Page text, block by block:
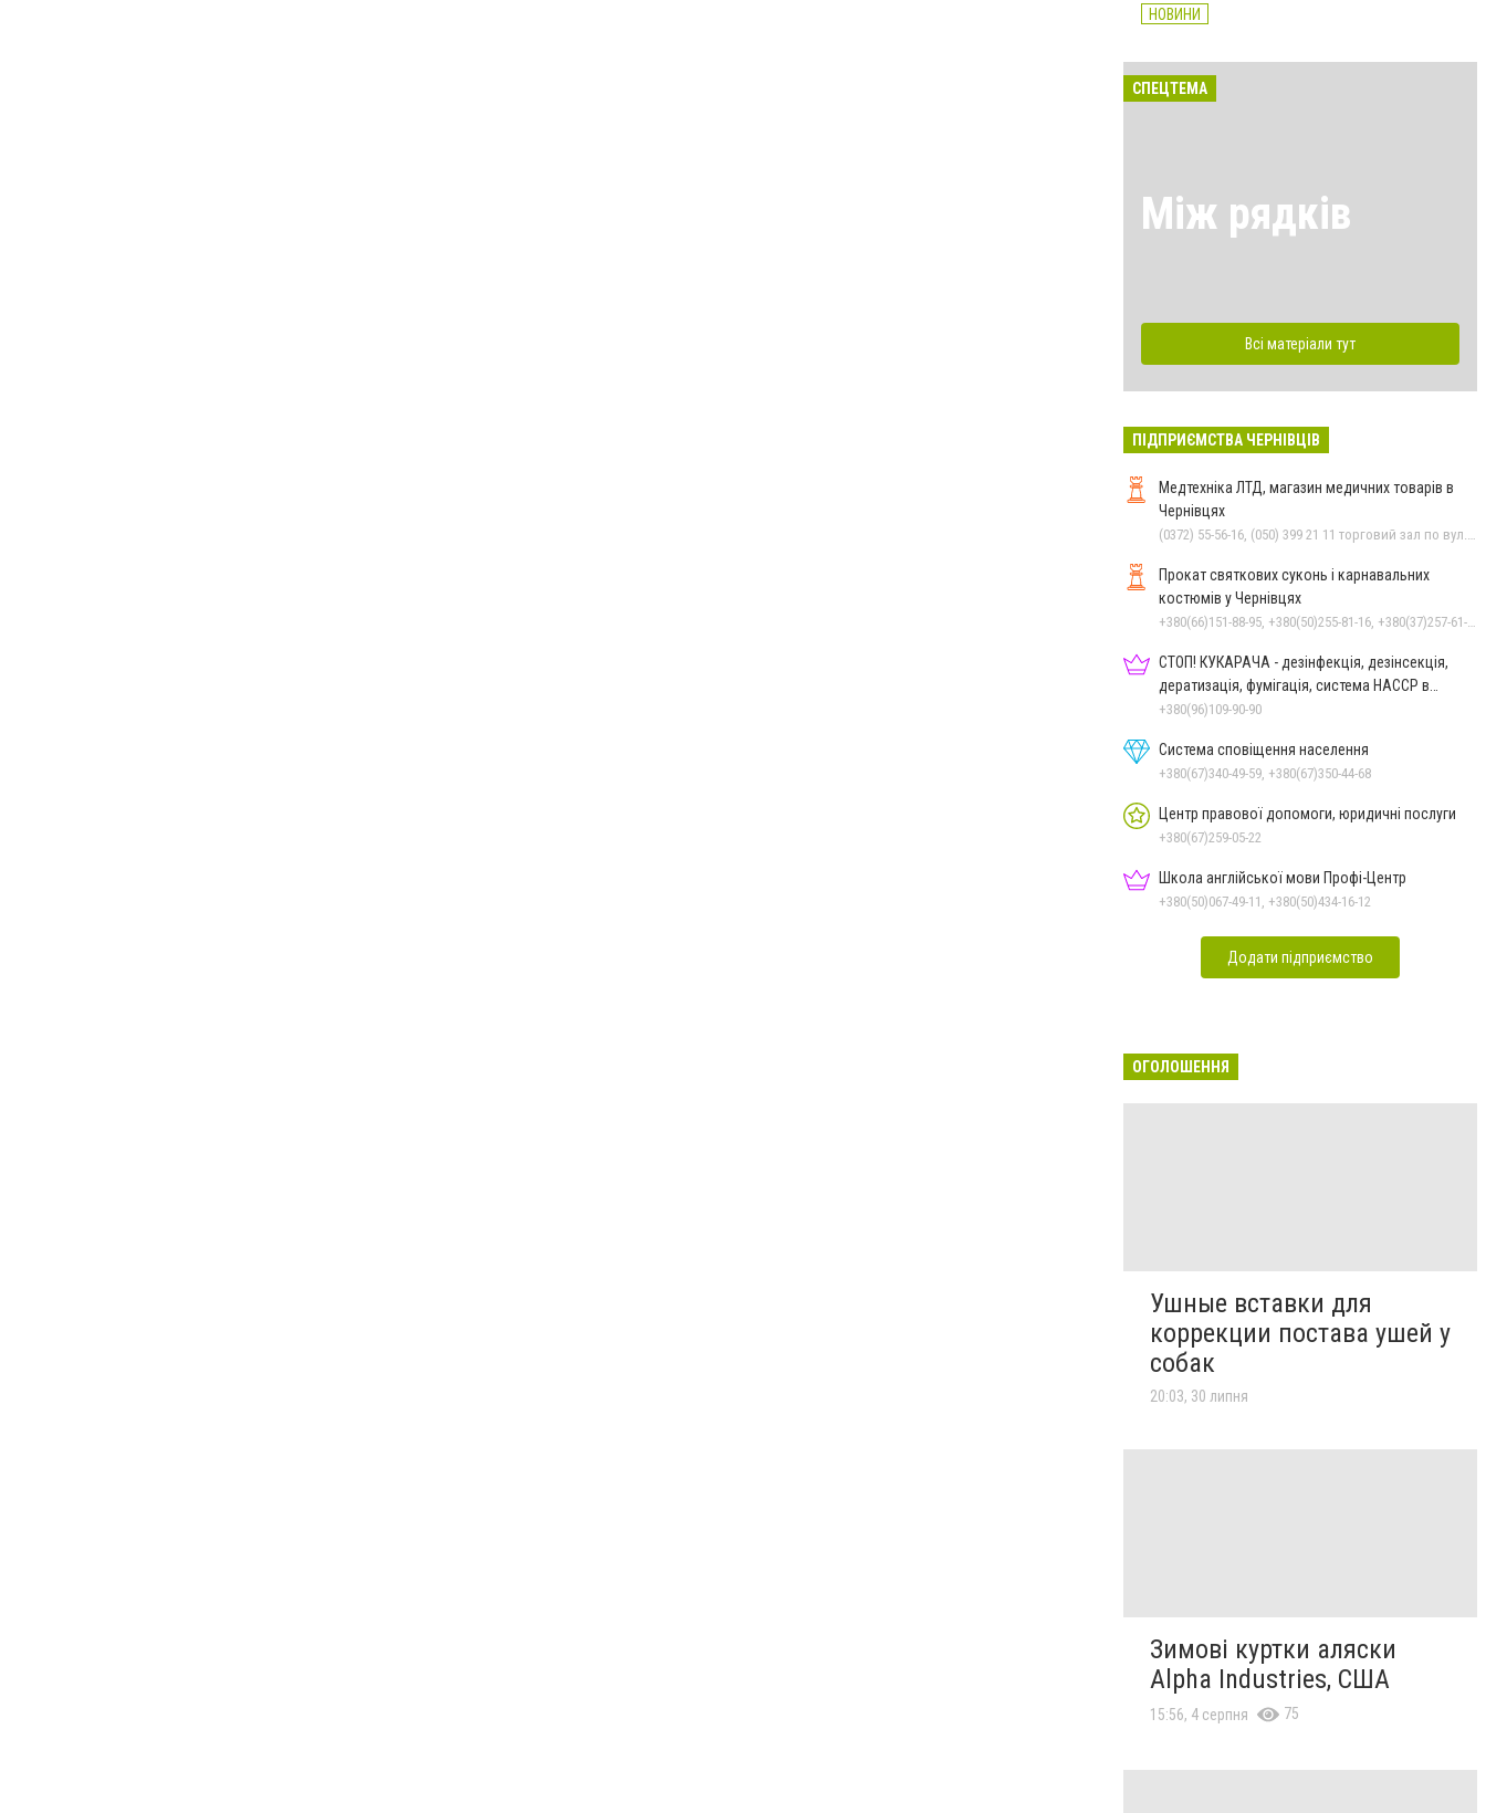
НОВИНИ
СПЕЦТЕМА
Між рядків
Всі матеріали тут
ПІДПРИЄМСТВА ЧЕРНІВЦІВ
Медтехніка ЛТД, магазин медичних товарів в
Чернівцях
Прокат святкових суконь і карнавальних
костюмів у Чернівцях
СТОП! КУКАРАЧА - дезінфекція, дезінсекція,
дератизація, фумігація, система HACCP в
Чернівцях
+380(96)109-90-90
Система сповіщення населення
+380(67)340-49-59, +380(67)350-44-68
Центр правової допомоги, юридичні послуги
+380(67)259-05-22
Школа англійської мови Профі-Центр
+380(50)067-49-11, +380(50)434-16-12
Додати підприємство
ОГОЛОШЕННЯ
Ушные вставки для
коррекции постава ушей у
собак
20:03, 30 липня
Зимові куртки аляски
Alpha Industries, США
15:56, 4 серпня 75